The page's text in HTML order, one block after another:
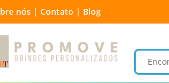
nós | Contato | Blog